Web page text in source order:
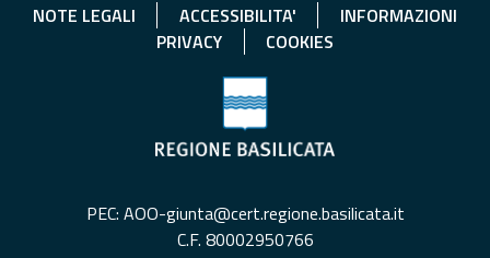
NOTE LEGALI ACCESSIBILITA'
INFORMAZIONI
PRIVACY
COOKIES
PEC: AOO-giunta@cert.regione.basilicata.it
C.F. 80002950766